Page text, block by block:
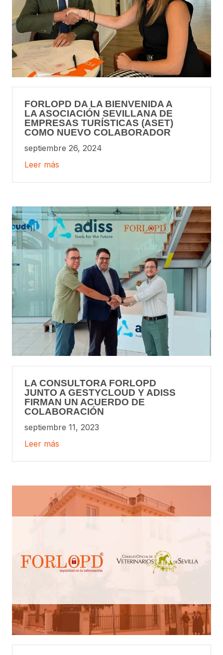
FORLOPD DA LA BIENVENIDA A
LA ASOCIACIÓN SEVILLANA DE
EMPRESAS TURÍSTICAS (ASET)
COMO NUEVO COLABORADOR
septiembre 26, 2024
Leer más
LA CONSULTORA FORLOPD
JUNTO A GESTYCLOUD Y ADISS
FIRMAN UN ACUERDO DE
COLABORACIÓN
septiembre 11, 2023
Leer más